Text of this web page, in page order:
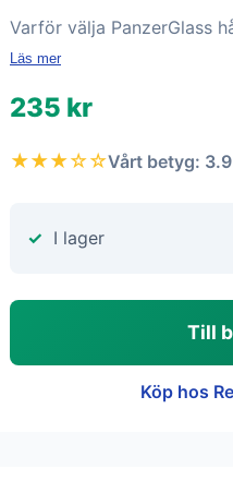
Varför välja PanzerGlass
Läs mer
235 kr
★★★☆☆Vårt betyg:
I lager
Till
Köp hos